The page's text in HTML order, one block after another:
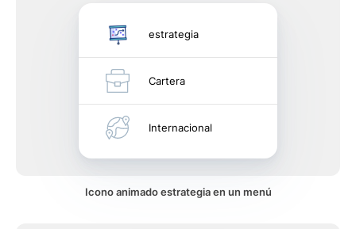
estrategia
Cartera
Internacional
Icono animado estrategia en un menú